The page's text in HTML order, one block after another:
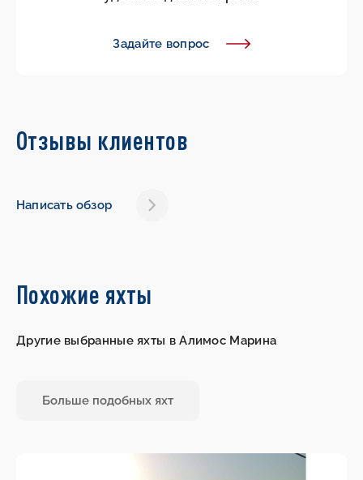
Задайте вопрос
Отзывы клиентов
Написать обзор
Похожие яхты
Другие выбранные яхты в Алимос Марина
Больше подобных яхт